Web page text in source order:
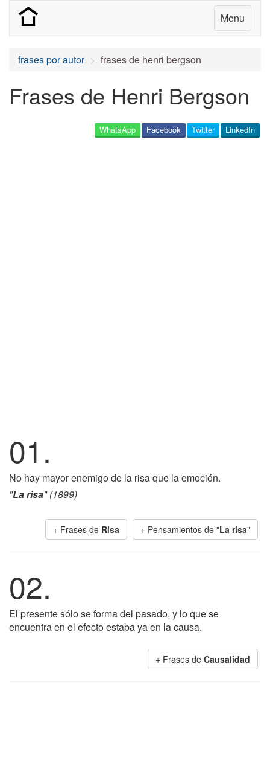
Menu
frases por autor frases de henri bergson
Frases de Henri Bergson
LinkedIn
Twitter
Facebook
WhatsApp
01.
No hay mayor enemigo de la risa que la emoción.
"La risa" (1899)
+ Frases de Risa + Pensamientos de "La risa"
02.
El presente sólo se forma del pasado, y lo que se
encuentra en el efecto estaba ya en la causa.
+ Frases de Causalidad